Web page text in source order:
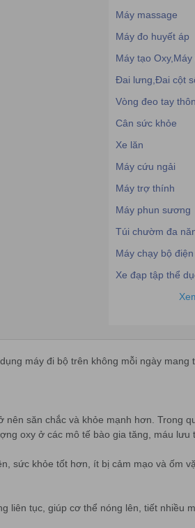
Máy massage
Máy đo huyết áp
Máy tạo
Đai lưng,Đai cột
Vòng đeo tay
Cân sức khỏe
Xe lăn
Máy cứu ngải
Máy trợ thính
Máy phun sương
Túi chườm đa
Máy chạy bộ điện
Xe đạp tập thể
Máy đi bộ trên
Dụng cụ thể lực
Máy khí dung
Lều cắm trại
Golf
máy đi bộ trên không mỗi ngày
săn chắc và khỏe mạnh hơn. Trong
oxy ở các mô tế bào gia tăng, máu lưu
sức khỏe tốt hơn, ít bị cảm mạo và ốm
liên tục, giúp cơ thể nóng lên, tiết nhiều